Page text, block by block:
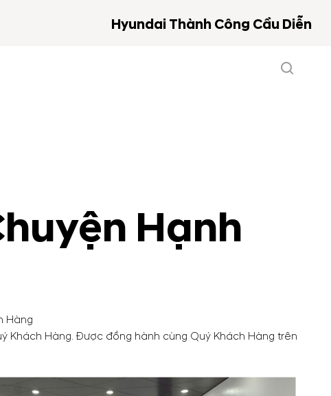
Hyundai Thành Công Cầu Diễn
Hạnh
Hàng
Khách Hàng. Được đồng hành cùng Quý Khách Hàng trên